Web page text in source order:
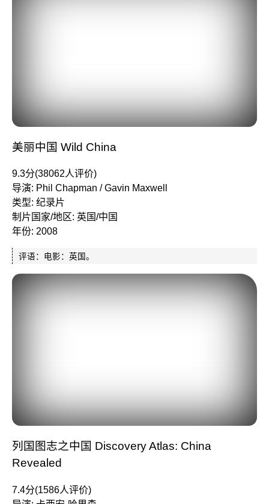
美丽中国 Wild China
9.3分(38062人评价)
导演: Phil Chapman / Gavin Maxwell
类型: 纪录片
制片国家/地区: 英国/中国
年份: 2008
评语：电影：英国。
列国图志之中国 Discovery Atlas: China
Revealed
7.4分(1586人评价)